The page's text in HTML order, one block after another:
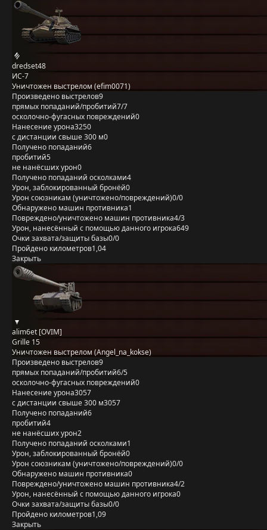
dredset48
ИС-7
Уничтожен выстрелом (efim0071)
Произведено выстрелов9
прямых попаданий/пробитий7/7
осколочно-фугасных повреждений0
Нанесение урона3250
с дистанции свыше 300 м0
Получено попаданий6
пробитий5
не нанёсших урон0
Получено попаданий осколками4
Урон, заблокированный бронёй0
Урон союзникам (уничтожено/повреждений)0/0
Обнаружено машин противника1
Повреждено/уничтожено машин противника4/3
Урон, нанесённый с помощью данного игрока649
Очки захвата/защиты базы0/0
Пройдено километров1,04
Закрыть
alim6et [OVIM]
Grille 15
Уничтожен выстрелом (Angel_na_kokse)
Произведено выстрелов9
прямых попаданий/пробитий6/5
осколочно-фугасных повреждений0
Нанесение урона3057
с дистанции свыше 300 м3057
Получено попаданий6
пробитий4
не нанёсших урон2
Получено попаданий осколками1
Урон, заблокированный бронёй0
Урон союзникам (уничтожено/повреждений)0/0
Обнаружено машин противника0
Повреждено/уничтожено машин противника4/2
Урон, нанесённый с помощью данного игрока0
Очки захвата/защиты базы0/0
Пройдено километров1,09
Закрыть